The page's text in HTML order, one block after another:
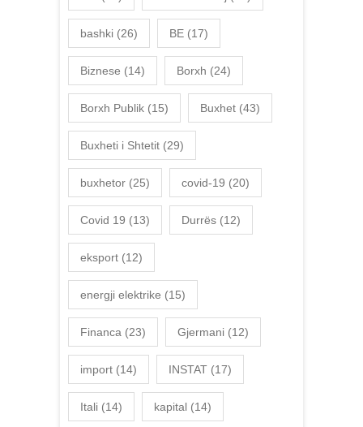
bashki (26) BE (17)
Biznese (14) Borxh (24)
Borxh Publik (15) Buxhet (43)
Buxheti i Shtetit (29)
buxhetor (25) covid-19 (20)
Covid 19 (13) Durrës (12)
eksport (12)
energji elektrike (15)
Financa (23) Gjermani (12)
import (14) INSTAT (17)
Itali (14) kapital (14)